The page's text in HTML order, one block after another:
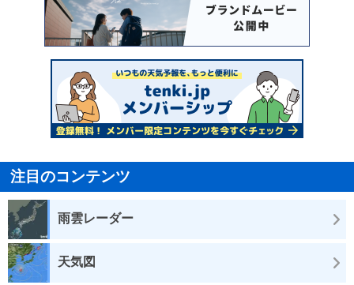
注目のコンテンツ
雨雲レーダー
天気図